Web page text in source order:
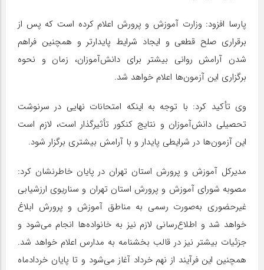
پارسا افزود: وزارت آموزش و پرورش اعلام کرده است که پس از
برقراری صلح قطعی و ایجاد شرایط پایدارتر و همچنین فراهم
شدن آرامش روانی بیشتر برای دانش‌آموزان، زمان و نحوه
برگزاری این آزمون‌ها اعلام خواهد شد.
وی تأکید کرد: با توجه به اینکه امتحانات نهایی در سرنوشت
تحصیلی دانش‌آموزان و نتایج کنکور تأثیرگذار است، لازم است
این آزمون‌ها در شرایطی پایدار و با آرامش بیشتری برگزار شود.
مدیرکل آموزش و پرورش استان تهران در پایان خاطرنشان کرد:
مصوبه شورای آموزش و پرورش استان تهران و سناریوی ارزشیابی
غیرحضوری به‌صورت رسمی به مناطق آموزش و پرورش ابلاغ
خواهد شد و اطلاع‌رسانی لازم نیز به خانواده‌ها انجام می‌شود و
جزئیات بیشتر نیز در قالب بخشنامه به مدارس اعلام خواهد شد.
همچنین این فرآیند از نهم خرداد آغاز می‌شود و تا پایان خردادماه